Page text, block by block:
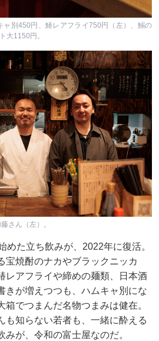
ャ別450円、鰆レアフライ750円（左）、鰯の
大1150円。
さん（左）。
めた立ち飲みが、2022年に復活。
宝焼酎のナカやブラックニッカ
レアフライや締めの麺類、日本酒
きが増えつつも、ハムキャ別にな
でつまんだ名物つまみは健在。
も知らない若者も、一緒に酔える
みが、令和の富士屋なのだ。